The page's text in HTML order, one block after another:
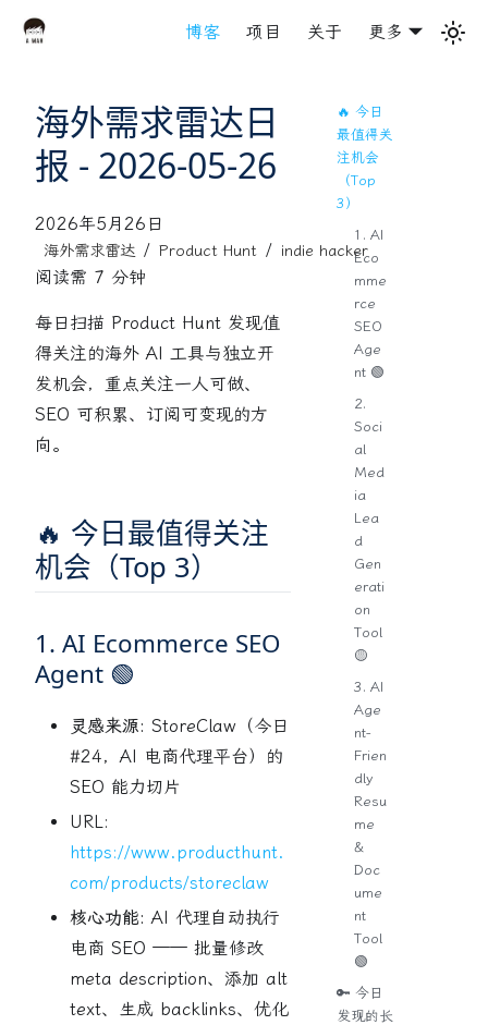
博客 项目 关于 更多
海外需求雷达日
报 - 2026-05-26
2026年5月26日
海外需求雷达 / Product Hunt / indie hacker
阅读需 7 分钟
每日扫描 Product Hunt 发现值
得关注的海外 AI 工具与独立开
发机会，重点关注一人可做、
SEO 可积累、订阅可变现的方
向。
🔥 今日最值得关注
机会（Top 3）
1. AI Ecommerce SEO
Agent 🟢
灵感来源: StoreClaw（今日
#24，AI 电商代理平台）的
SEO 能力切片
URL:
https://www.producthunt.
com/products/storeclaw
核心功能: AI 代理自动执行
电商 SEO —— 批量修改
meta description、添加 alt
text、生成 backlinks、优化
🔥 今日
最值得关
注机会
（Top
3）
1. AI
Eco
mme
rce
SEO
Age
nt 🟢
2.
Soci
al
Med
ia
Lea
d
Gen
erati
on
Tool
🟡
3. AI
Age
nt-
Frien
dly
Resu
me
&
Doc
ume
nt
Tool
🟢
🔑 今日
发现的长